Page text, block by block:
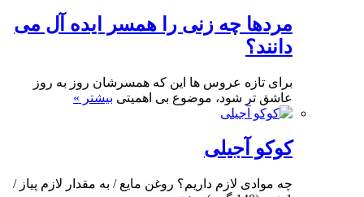
مردها چه زنی را همسر ایده آل می
دانند؟
برای تازه عروس ها این که همسرشان روز به روز
عاشق تر شود، موضوع بی اهمیتی بیشتر »
کوکو آجیلی
چه موادی لازم داریم؟ روغن مایع / به مقدار لازم پیاز /